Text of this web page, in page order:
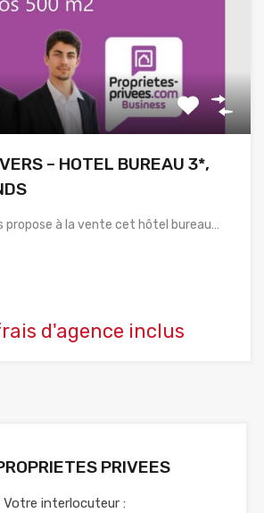
– HOTEL BUREAU 3*,
propose à la vente cet hôtel bureau…
d'agence inclus
PRIVEES
Votre interlocuteur :